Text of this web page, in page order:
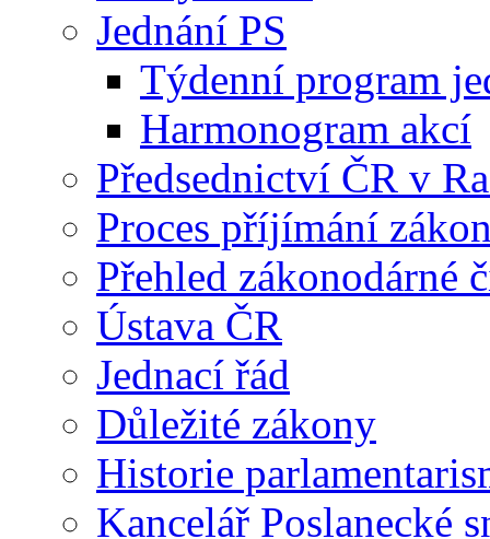
Jednání PS
Týdenní program
Harmonogram akcí
Předsednictví ČR v
Proces příjímání
Přehled zákonodárné
Ústava ČR
Jednací řád
Důležité zákony
Historie
Kancelář Poslanecké